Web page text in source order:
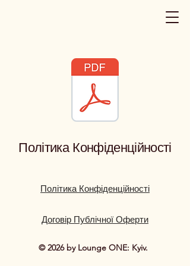
Політика Конфіденційності
Політика Конфіденційності
Договір Публічної Оферти
© 2026 by Lounge ONE: Kyiv.